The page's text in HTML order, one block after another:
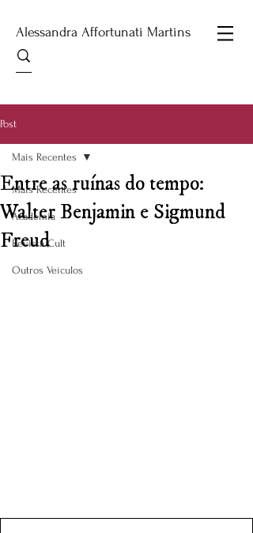
Alessandra Affortunati Martins
Post
Mais Recentes
Academia
Revista Cult
Outros Veículos
Mais Recentes
Entre as ruínas do tempo:
Walter Benjamin e Sigmund
Freud